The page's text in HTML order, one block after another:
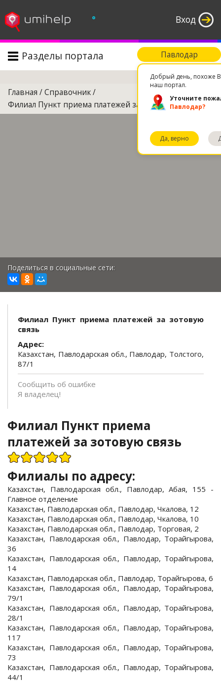
Вход
°
Павлодар
Добрый день, похоже
наш портал.
Уточните
Павлодар?
Да, верно
Разделы портала Поиск
Главная /Справочник/
Филиал Пункт приема платежей за зотовую связь
Поделиться в социальные сети:
Филиал Пункт приема платежей за зотовую
связь
Адрес:
Казахстан, Павлодарская обл., Павлодар, Толстого,
87/1
Сообщить об ошибке
Я владелец!
Филиал Пункт приема
платежей за зотовую связь
Филиалы по адресу:
Казахстан, Павлодарская обл., Павлодар, Абая, 155 -
Главное отделение
Казахстан, Павлодарская обл., Павлодар, Чкалова, 12
Казахстан, Павлодарская обл., Павлодар, Чкалова, 10
Казахстан, Павлодарская обл., Павлодар, Торговая, 2
Казахстан, Павлодарская обл., Павлодар, Торайгырова,
36
Казахстан, Павлодарская обл., Павлодар, Торайгырова,
14
Казахстан, Павлодарская обл., Павлодар, Торайгырова, 6
Казахстан, Павлодарская обл., Павлодар, Торайгырова,
79/1
Казахстан, Павлодарская обл., Павлодар, Торайгырова,
28/1
Казахстан, Павлодарская обл., Павлодар, Торайгырова,
117
Казахстан, Павлодарская обл., Павлодар, Торайгырова,
73
Казахстан, Павлодарская обл., Павлодар, Торайгырова,
44/1